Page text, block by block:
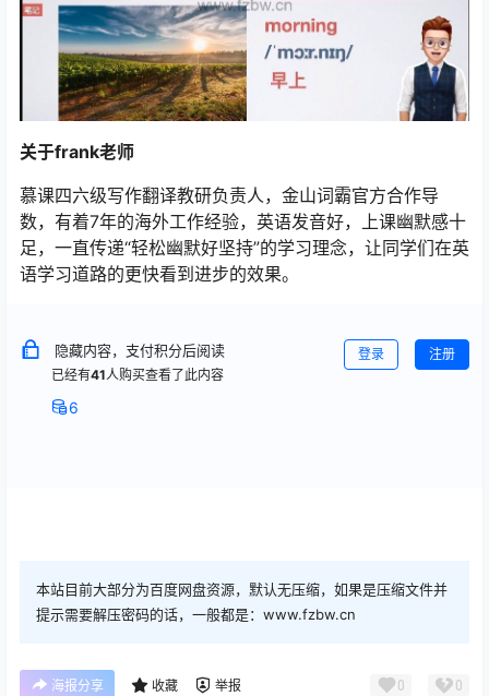
关于frank老师
慕课四六级写作翻译教研负责人，金山词霸官方合作导
数，有着7年的海外工作经验，英语发音好，上课幽默感十
足，一直传递“轻松幽默好坚持”的学习理念，让同学们在英
语学习道路的更快看到进步的效果。
隐藏内容，支付积分后阅读
已经有41人购买查看了此内容
6
登录 注册
本站目前大部分为百度网盘资源，默认无压缩，如果是压缩文件并
提示需要解压密码的话，一般都是：www.fzbw.cn
海报分享 收藏 举报 0 0